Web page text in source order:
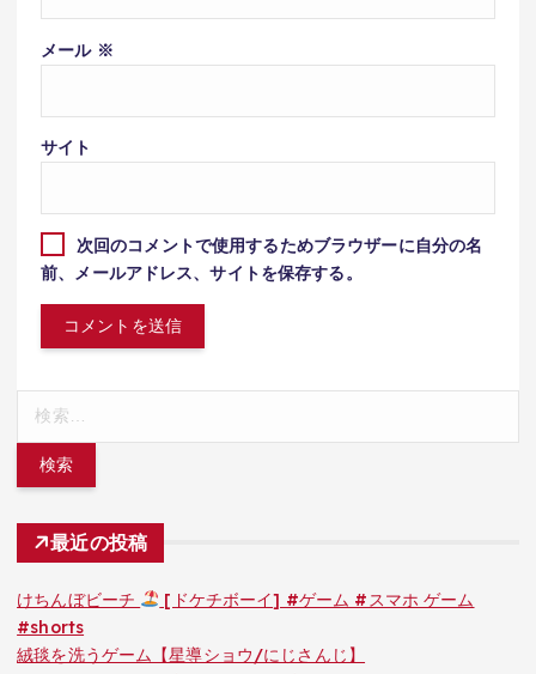
メール ※
サイト
次回のコメントで使用するためブラウザーに自分の名
前、メールアドレス、サイトを保存する。
最近の投稿
けちんぼビーチ
[ドケチボーイ] #ゲーム #スマホ ゲーム
#shorts
絨毯を洗うゲーム【星導ショウ/にじさんじ】